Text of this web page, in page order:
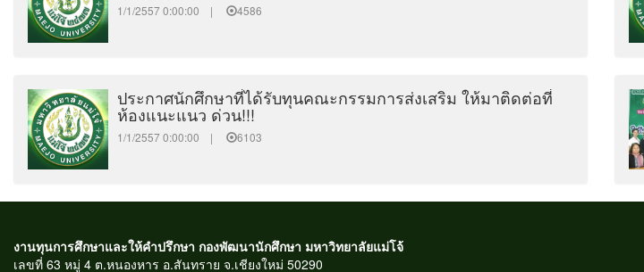
1/1/2557 0:00:00 | 4586
ประกาศนักศึกษาที่ได้รับทุนคณะกรรมการส่งเสริม ให้มาติดต่อที่
ห้องแนะแนว ด่วน!!!
1/1/2557 0:00:00 | 6103
งานทุนการศึกษาและให้คำปรึกษา กองพัฒนานักศึกษา มหาวิทยาลัยแม่โจ้
เลขที่ 63 หมู่ 4 ต.หนองหาร อ.สันทราย จ.เชียงใหม่ 50290